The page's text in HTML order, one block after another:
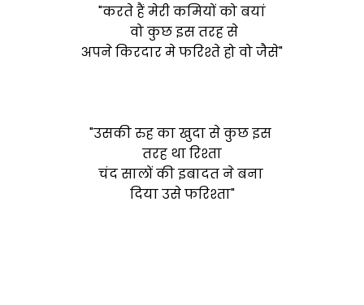
"करते हैं मेरी कमियों को बयां
वो कुछ इस तरह से
अपने किरदार मे फरिश्ते हो वो जैसे"
"उसकी रुह का खुदा से कुछ इस
तरह था रिश्ता
चंद सालों की इबादत ने बना
दिया उसे फरिश्ता"